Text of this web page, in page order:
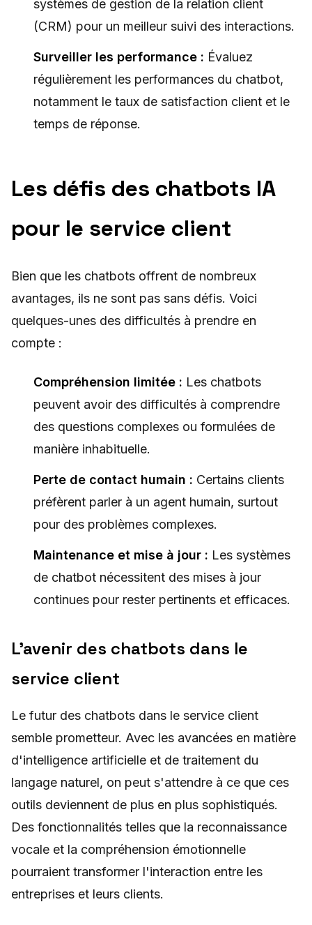
systèmes de gestion de la relation client
(CRM) pour un meilleur suivi des interactions.
Surveiller les performance : Évaluez
régulièrement les performances du chatbot,
notamment le taux de satisfaction client et le
temps de réponse.
Les défis des chatbots IA
pour le service client
Bien que les chatbots offrent de nombreux
avantages, ils ne sont pas sans défis. Voici
quelques-unes des difficultés à prendre en
compte :
Compréhension limitée : Les chatbots
peuvent avoir des difficultés à comprendre
des questions complexes ou formulées de
manière inhabituelle.
Perte de contact humain : Certains clients
préfèrent parler à un agent humain, surtout
pour des problèmes complexes.
Maintenance et mise à jour : Les systèmes
de chatbot nécessitent des mises à jour
continues pour rester pertinents et efficaces.
L'avenir des chatbots dans le
service client
Le futur des chatbots dans le service client
semble prometteur. Avec les avancées en matière
d'intelligence artificielle et de traitement du
langage naturel, on peut s'attendre à ce que ces
outils deviennent de plus en plus sophistiqués.
Des fonctionnalités telles que la reconnaissance
vocale et la compréhension émotionnelle
pourraient transformer l'interaction entre les
entreprises et leurs clients.